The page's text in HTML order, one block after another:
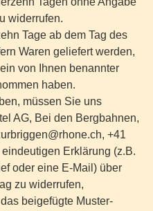
widerrufen.
Tage ab dem Tag des
Waren geliefert werden,
von Ihnen benannter
haben.
müssen Sie uns
AG, Bei den Bergbahnen,
+41
Erklärung (z.B.
oder eine E-Mail) über
zu widerrufen,
beigefügte Muster-